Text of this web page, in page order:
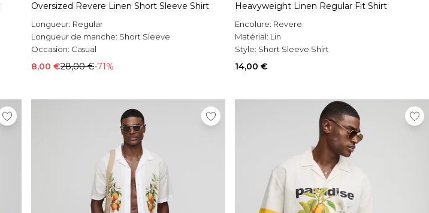
Oversized Revere Linen Short Sleeve Shirt
Longueur: Regular
Longueur de manche: Short Sleeve
Occasion: Casual
8,00 €28,00 €-71%
Heavyweight Linen Regular Fit Shirt
Encolure: Revere
Matérial: Lin
Style: Short Sleeve Shirt
14,00 €